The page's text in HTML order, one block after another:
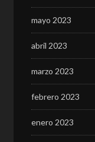
mayo 2023
abril 2023
marzo 2023
febrero 2023
enero 2023